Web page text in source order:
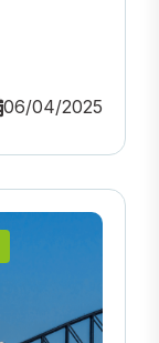
06/04/2025